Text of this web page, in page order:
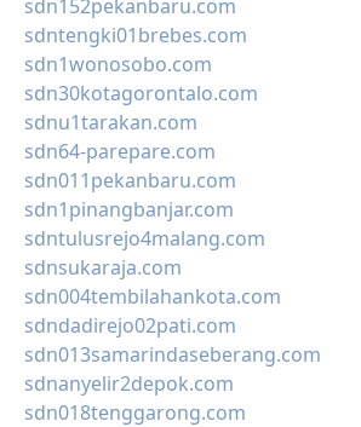
sdn152pekanbaru.com
sdntengki01brebes.com
sdn1wonosobo.com
sdn30kotagorontalo.com
sdnu1tarakan.com
sdn64-parepare.com
sdn011pekanbaru.com
sdn1pinangbanjar.com
sdntulusrejo4malang.com
sdnsukaraja.com
sdn004tembilahankota.com
sdndadirejo02pati.com
sdn013samarindaseberang.com
sdnanyelir2depok.com
sdn018tenggarong.com